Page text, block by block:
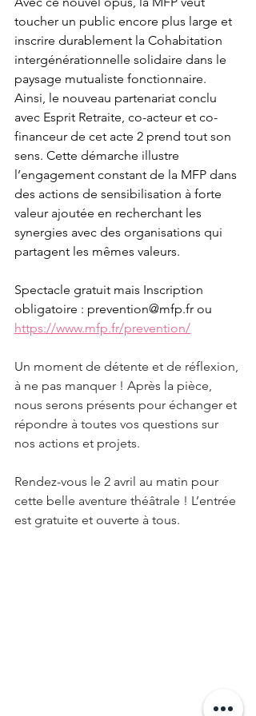
toucher un public encore plus large et
inscrire durablement la Cohabitation
intergénérationnelle solidaire dans le
paysage mutualiste fonctionnaire.
Ainsi, le nouveau partenariat conclu
avec Esprit Retraite, co-acteur et co-
financeur de cet acte 2 prend tout son
sens. Cette démarche illustre
l’engagement constant de la MFP dans
des actions de sensibilisation à forte
valeur ajoutée en recherchant les
synergies avec des organisations qui
partagent les mêmes valeurs.
Spectacle gratuit mais Inscription
obligatoire : prevention@mfp.fr ou
https://www.mfp.fr/prevention/
Un moment de détente et de réflexion,
à ne pas manquer ! Après la pièce,
nous serons présents pour échanger et
répondre à toutes vos questions sur
nos actions et projets.
Rendez-vous le 2 avril au matin pour
cette belle aventure théâtrale ! L’entrée
est gratuite et ouverte à tous.